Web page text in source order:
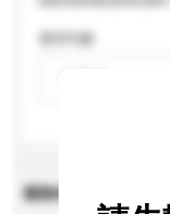
適用年齡
查詢內容